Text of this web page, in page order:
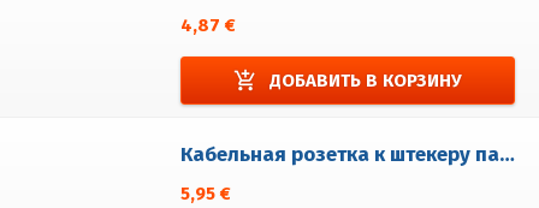
4,87 €
add_shopping_cart ДОБАВИТЬ В КОРЗИНУ
Кабельная розетка к штекеру панели WP3/HEM
5,95 €